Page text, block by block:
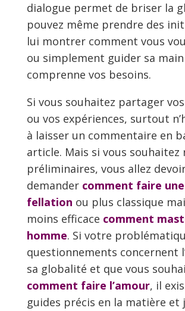
dialogue permet de briser la
pouvez même prendre des
lui montrer comment vous
ou simplement guider sa main
comprenne vos besoins.
Si vous souhaitez partager
ou vos expériences, surtout
à laisser un commentaire en
article. Mais si vous souhaitez
préliminaires, vous allez
demander comment faire
fellation ou plus classique
moins efficace comment
homme. Si votre
questionnements concernent
sa globalité et que vous
comment faire l’amour, il
guides précis en la matière et